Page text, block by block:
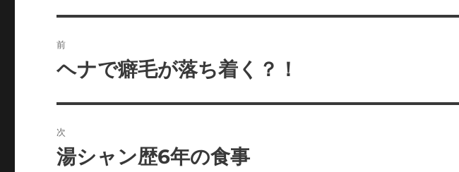
稿
ゲ
前
前
投
稿:
ヘナで癖毛が落ち着く？！
次
次
湯シャン歴6年の食事